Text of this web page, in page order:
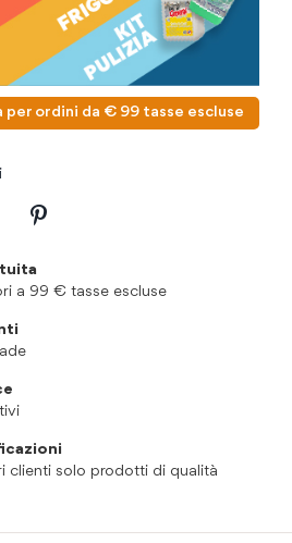
ordini da € 99 tasse escluse
a 99 € tasse escluse
clienti solo prodotti di qualità